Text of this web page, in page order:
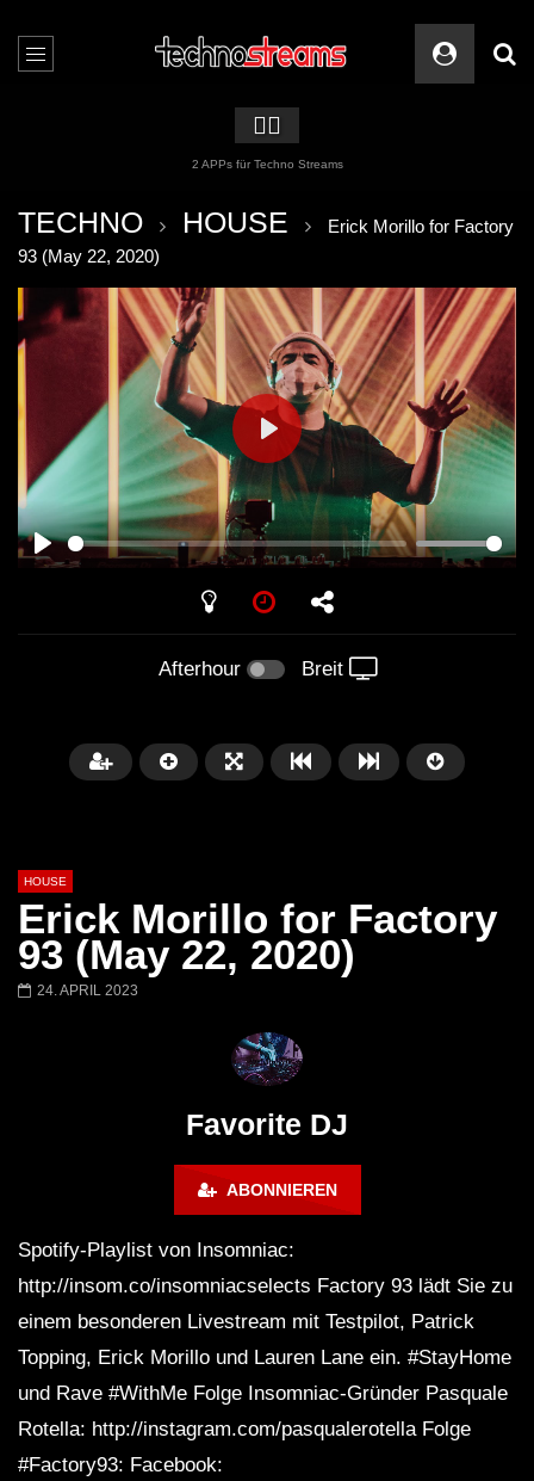
🏳️‍🌈
2 APPs für Techno Streams
TECHNO HOUSE
Erick Morillo for Factory
93 (May 22, 2020)
PLAY
PLAY
Afterhour Breit
Honey Dijon- Escenario Villa
Maravilla @ Tecate Pal Norte
HOUSE
Erick Morillo for Factory
93 (May 22, 2020)
24. APRIL 2023
Favorite DJ
ABONNIEREN
Spotify-Playlist von Insomniac:
http://insom.co/insomniacselects Factory 93 lädt Sie zu
einem besonderen Livestream mit Testpilot, Patrick
Topping, Erick Morillo und Lauren Lane ein. #StayHome
und Rave #WithMe Folge Insomniac-Gründer Pasquale
Rotella: http://instagram.com/pasqualerotella Folge
#Factory93: Facebook: